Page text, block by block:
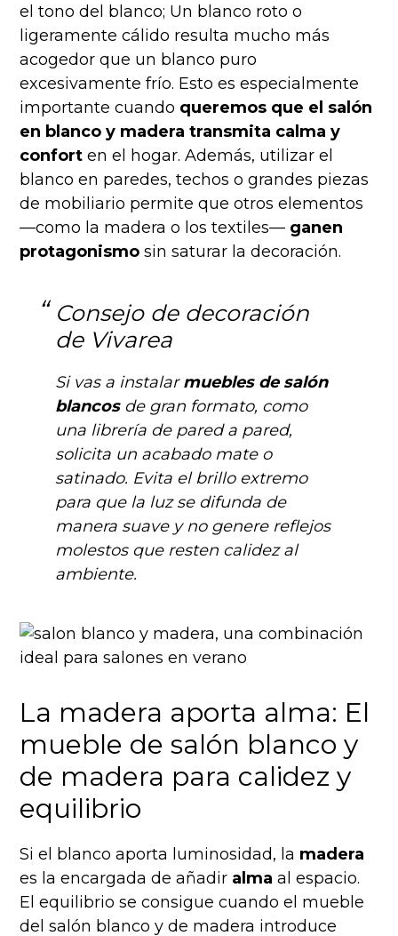
el tono del blanco; Un blanco roto o
ligeramente cálido resulta mucho más
acogedor que un blanco puro
excesivamente frío. Esto es especialmente
importante cuando queremos que el salón
en blanco y madera transmita calma y
confort en el hogar. Además, utilizar el
blanco en paredes, techos o grandes piezas
de mobiliario permite que otros elementos
—como la madera o los textiles— ganen
protagonismo sin saturar la decoración.
Consejo de decoración
de Vivarea
Si vas a instalarmuebles de salón
blancosde gran formato, como
una librería de pared a pared,
solicita un acabado mate o
satinado. Evita el brillo extremo
para que la luz se difunda de
manera suave y no genere reflejos
molestos que resten calidez al
ambiente.
La madera aporta alma: El
mueble de salón blanco y
de madera para calidez y
equilibrio
Si el blanco aporta luminosidad, la madera
es la encargada de añadir alma al espacio.
El equilibrio se consigue cuando el mueble
del salón blanco y de madera introduce